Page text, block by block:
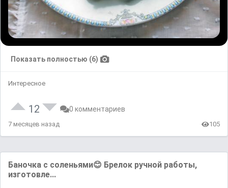
Показать полностью (6)
Интересное
12 0 комментариев
7 месяцев назад 105
Баночка с соленьями😊 Брелок ручной работы,
изготовле...